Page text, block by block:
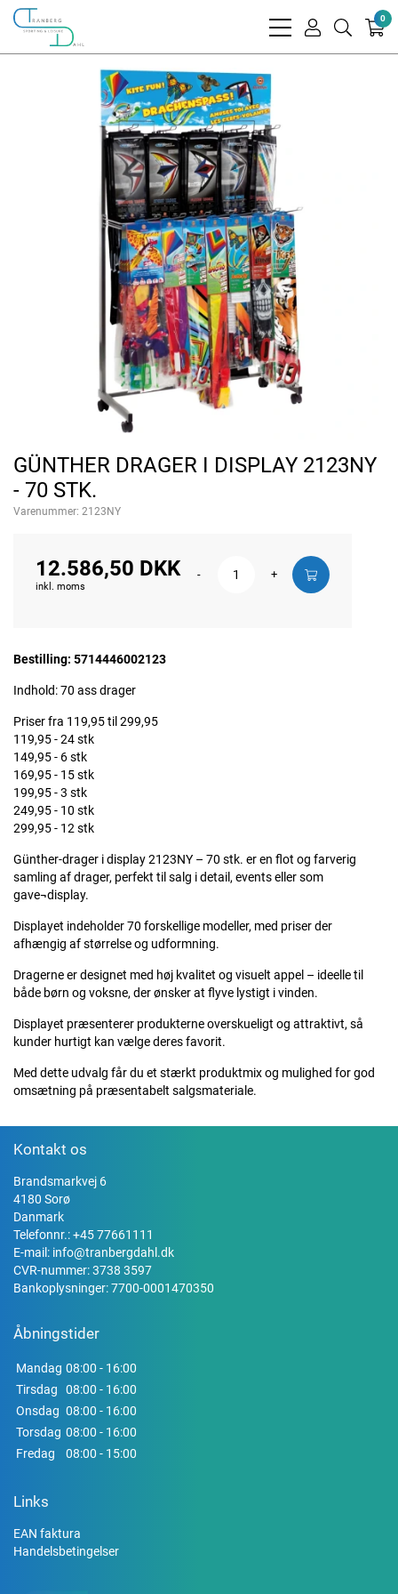
bars
user
search
0
GÜNTHER DRAGER I DISPLAY 2123NY
- 70 STK.
Varenummer: 2123NY
12.586,50 DKK
inkl. moms
- +
Bestilling: 5714446002123
Indhold: 70 ass drager
Priser fra 119,95 til 299,95
119,95 - 24 stk
149,95 - 6 stk
169,95 - 15 stk
199,95 - 3 stk
249,95 - 10 stk
299,95 - 12 stk
Günther-drager i display 2123NY – 70 stk. er en flot og farverig
samling af drager, perfekt til salg i detail, events eller som
gave¬display.
Displayet indeholder 70 forskellige modeller, med priser der
afhængig af størrelse og udformning.
Dragerne er designet med høj kvalitet og visuelt appel – ideelle til
både børn og voksne, der ønsker at flyve lystigt i vinden.
Displayet præsenterer produkterne overskueligt og attraktivt, så
kunder hurtigt kan vælge deres favorit.
Med dette udvalg får du et stærkt produktmix og mulighed for god
omsætning på præsentabelt salgsmateriale.
Kontakt os
Brandsmarkvej 6
4180 Sorø
Danmark
Telefonnr.:+45 77661111
E-mail: info@tranbergdahl.dk
CVR-nummer: 3738 3597
Bankoplysninger: 7700-0001470350
Åbningstider
Mandag 08:00 - 16:00
Tirsdag
08:00 - 16:00
Onsdag 08:00 - 16:00
Torsdag 08:00 - 16:00
Fredag
08:00 - 15:00
Links
EAN faktura
Handelsbetingelser